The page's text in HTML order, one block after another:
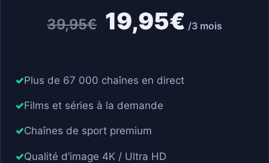
39,95€ 19,95€ /3 mois
Plus de 67 000 chaînes en direct
Films et séries à la demande
Chaînes de sport premium
Qualité d’image 4K / Ultra HD